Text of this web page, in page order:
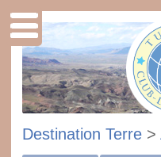
Destination Terre >